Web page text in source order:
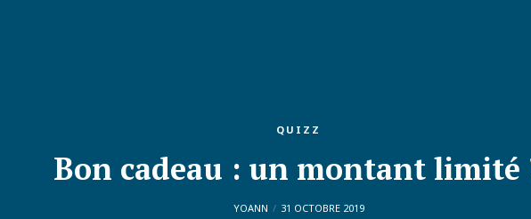
QUIZZ
Bon cadeau : un montant limité
YOANN 31 OCTOBRE 2019